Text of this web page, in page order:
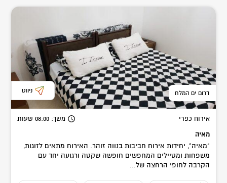
דרום ים המלח ניווט
אירוח כפרי משך: 08:00 שעות
מאיה
"מאיה", יחידות אירוח חביבות בנווה זוהר. האירוח מתאים לזוגות,
משפחות ומטיילים המחפשים חופשה שקטה ורגועה יחד עם
הקרבה לחופי הרחצה של...